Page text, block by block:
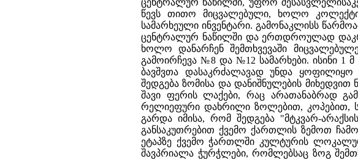
ცენტრალურ ნაწილში, უფრო
წევს თითო მიცვალებული, ხოლო
სამარხეული ინვენტარი. გამონაკლისს
ცენტრალურ ნაწილში და ერთდროულად
ხოლო დანარჩენ შემთხვევაში
გამოირჩევა №8 და №12 სამარხები. ისინი 1
ბავშვთა დასაკრძალავად უნდა ყოფილიყო
შედგება ზომისა და დანიშნულების
შავი ფერის ლაქები, რაც არათანაბრად
რელიეფური დახრილი ზოლებით, კოპებით,
გარდა იმისა, რომ შედგება "მტკვარ-
განსაკუთრებით ქვემო ქართლის ზემოთ
ეტაპზე ქვემო ჭართლში კულტურის
შავპრიალა ჭურჭლები, რომლებსაც ზოგ